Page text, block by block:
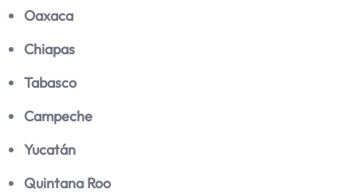
Oaxaca
Chiapas
Tabasco
Campeche
Yucatán
Quintana Roo